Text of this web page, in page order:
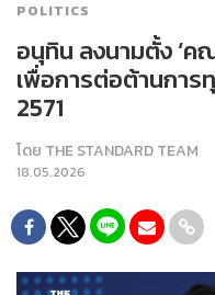
POLITICS
อนุทิน ลงนามตั้ง ‘ค
เพื่อการต่อต้านการทุ
2571
โดย THE STANDARD TEAM
18.05.2026